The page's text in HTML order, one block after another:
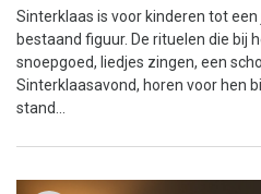
Sinterklaas is voor kinderen tot
bestaand figuur. De rituelen die bij
snoepgoed, liedjes zingen, een
Sinterklaasavond, horen voor hen
stand...